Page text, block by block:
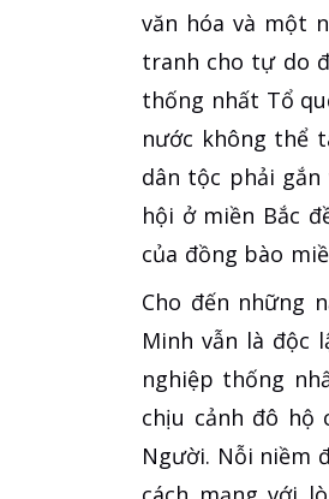
văn hóa và một
tranh cho tự do
thống nhất Tổ
nước không thể
dân tộc phải
hội ở miền Bắc
của đồng bào
Cho đến những
Minh vẫn là độc
nghiệp thống
chịu cảnh đô
Người. Nỗi niềm